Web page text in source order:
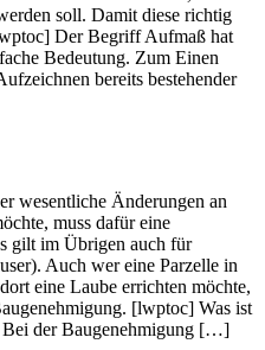
soll. Damit diese richtig
Der Begriff Aufmaß hat
Bedeutung. Zum Einen
bereits bestehender
wesentliche Änderungen an
muss dafür eine
gilt im Übrigen auch für
Auch wer eine Parzelle in
eine Laube errichten möchte,
[lwptoc] Was ist
Bei der Baugenehmigung […]